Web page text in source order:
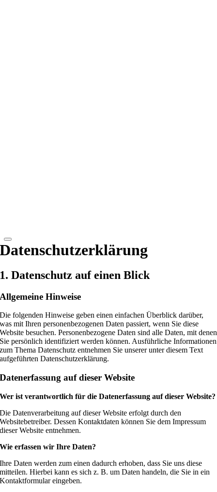
Datenschutzerklärung
1. Datenschutz auf einen Blick
Allgemeine Hinweise
Die folgenden Hinweise geben einen einfachen Überblick darüber,
was mit Ihren personenbezogenen Daten passiert, wenn Sie diese
Website besuchen. Personenbezogene Daten sind alle Daten, mit denen
Sie persönlich identifiziert werden können. Ausführliche Informationen
zum Thema Datenschutz entnehmen Sie unserer unter diesem Text
aufgeführten Datenschutzerklärung.
Datenerfassung auf dieser Website
Wer ist verantwortlich für die Datenerfassung auf dieser Website?
Die Datenverarbeitung auf dieser Website erfolgt durch den
Websitebetreiber. Dessen Kontaktdaten können Sie dem Impressum
dieser Website entnehmen.
Wie erfassen wir Ihre Daten?
Ihre Daten werden zum einen dadurch erhoben, dass Sie uns diese
mitteilen. Hierbei kann es sich z. B. um Daten handeln, die Sie in ein
Kontaktformular eingeben.